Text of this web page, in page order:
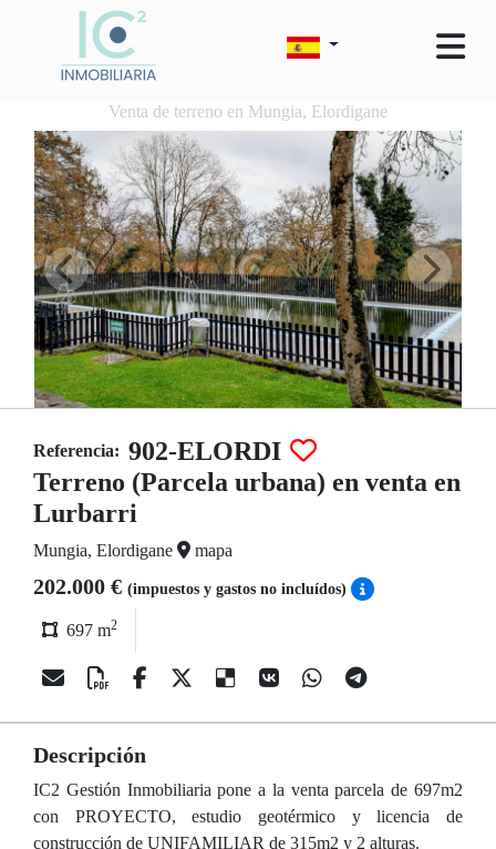
Venta de terreno en Mungia, Elordigane
Referencia: 902-ELORDI
Terreno (Parcela urbana) en venta en
Lurbarri
Mungia, Elordigane mapa
202.000 € (impuestos y gastos no incluídos)
697 m2
Descripción
IC2 Gestión Inmobiliaria pone a la venta parcela de 697m2
con PROYECTO, estudio geotérmico y licencia de
construcción de UNIFAMILIAR de 315m2 y 2 alturas.